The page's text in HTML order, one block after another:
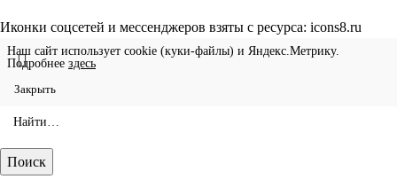
Иконки соцсетей и мессенджеров взяты с ресурса: icons8.ru
Поиск
Наш сайт использует cookie (куки-файлы) и Яндекс.Метрику.
Подробнее здесь
Закрыть